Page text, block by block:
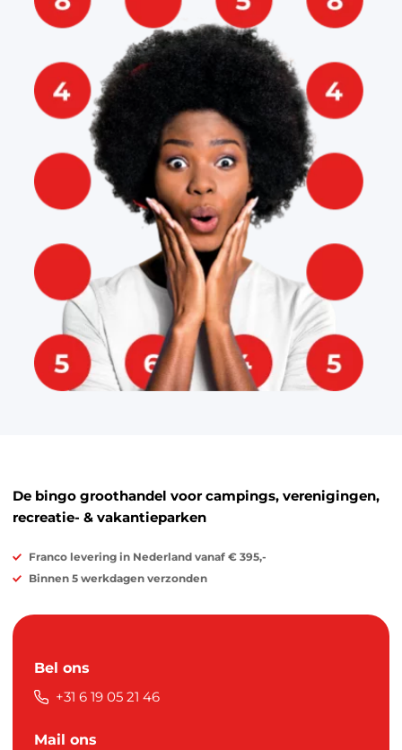
De bingo groothandel voor campings, verenigingen,
recreatie- & vakantieparken
Franco levering in Nederland vanaf € 395,-
Binnen 5 werkdagen verzonden
Bel ons
+31 6 19 05 21 46
Mail ons